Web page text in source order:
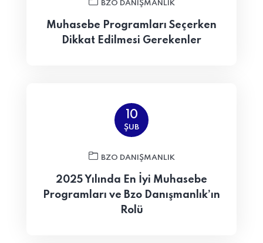
BZO DANIŞMANLIK
Muhasebe Programları Seçerken
Dikkat Edilmesi Gerekenler
10
ŞUB
BZO DANIŞMANLIK
2025 Yılında En İyi Muhasebe
Programları ve Bzo Danışmanlık’ın
Rolü